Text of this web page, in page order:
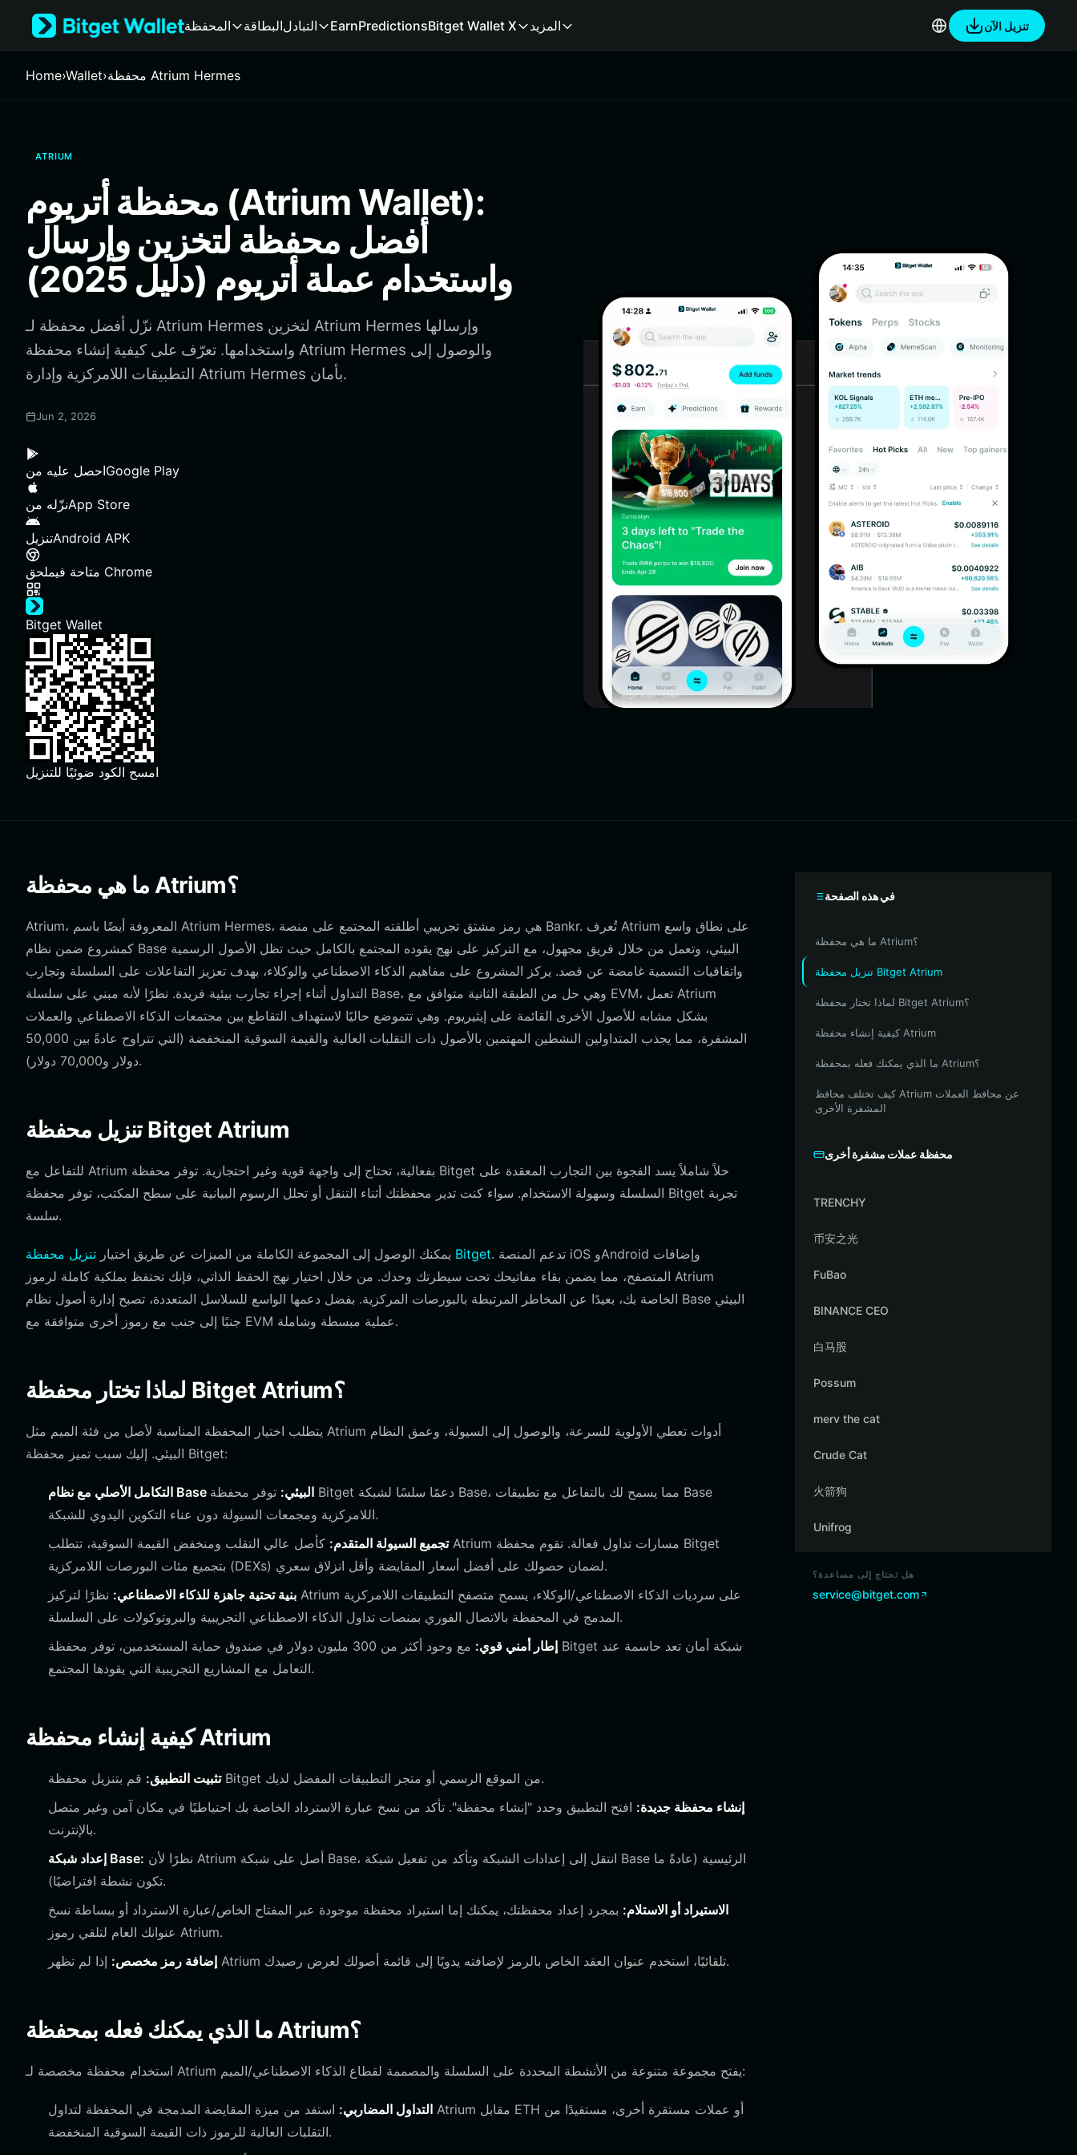
Русский
Español (Latinoamérica)
Deutsch
繁體中文
Português (Portugal)
Bahasa Indonesia
ภาษาไทย
Español
Português (Brasil)
Español (Argentina)
المحفظة البطاقةالتبادل EarnPredictionsBitget Wallet X المزيد تنزيل الآن
Home›Wallet› محفظة Atrium Hermes
ATRIUM
محفظة أتريوم (Atrium Wallet):
أفضل محفظة لتخزين وإرسال
واستخدام عملة أتريوم (دليل 2025)
نزّل أفضل محفظة لـ Atrium Hermes لتخزين Atrium Hermes وإرسالها
واستخدامها. تعرّف على كيفية إنشاء محفظة Atrium Hermes والوصول إلى
التطبيقات اللامركزية وإدارة Atrium Hermes بأمان.
Jun 2, 2026
احصل عليه منGoogle Play
نزّله منApp Store
تنزيلAndroid APK
متاحة في ملحق Chrome
Bitget Wallet
امسح الكود ضوئيًا للتنزيل
ما هي محفظة Atrium؟
Atrium، المعروفة أيضًا باسم Atrium Hermes، هي رمز مشتق تجريبي أطلقته المجتمع على منصة Bankr. تُعرف Atrium على نطاق واسع
كمشروع ضمن نظام Base البيئي، وتعمل من خلال فريق مجهول، مع التركيز على نهج يقوده المجتمع بالكامل حيث تظل الأصول الرسمية
واتفاقيات التسمية غامضة عن قصد. يركز المشروع على مفاهيم الذكاء الاصطناعي والوكلاء، بهدف تعزيز التفاعلات على السلسلة وتجارب
التداول أثناء إجراء تجارب بيئية فريدة. نظرًا لأنه مبني على سلسلة Base، وهي حل من الطبقة الثانية متوافق مع EVM، تعمل Atrium
بشكل مشابه للأصول الأخرى القائمة على إيثيريوم. وهي تتموضع حاليًا لاستهداف التقاطع بين مجتمعات الذكاء الاصطناعي والعملات
المشفرة، مما يجذب المتداولين النشطين المهتمين بالأصول ذات التقلبات العالية والقيمة السوقية المنخفضة (التي تتراوح عادةً بين 50,000
دولار و70,000 دولار).
تنزيل محفظة Bitget Atrium
للتفاعل مع Atrium بفعالية، تحتاج إلى واجهة قوية وغير احتجازية. توفر محفظة Bitget حلاً شاملاً يسد الفجوة بين التجارب المعقدة على
السلسلة وسهولة الاستخدام. سواء كنت تدير محفظتك أثناء التنقل أو تحلل الرسوم البيانية على سطح المكتب، توفر محفظة Bitget تجربة
سلسة.
يمكنك الوصول إلى المجموعة الكاملة من الميزات عن طريق اختيار تنزيل محفظة Bitget. تدعم المنصة iOS وAndroid وإضافات
المتصفح، مما يضمن بقاء مفاتيحك تحت سيطرتك وحدك. من خلال اختيار نهج الحفظ الذاتي، فإنك تحتفظ بملكية كاملة لرموز Atrium
الخاصة بك، بعيدًا عن المخاطر المرتبطة بالبورصات المركزية. بفضل دعمها الواسع للسلاسل المتعددة، تصبح إدارة أصول نظام Base البيئي
جنبًا إلى جنب مع رموز أخرى متوافقة مع EVM عملية مبسطة وشاملة.
لماذا تختار محفظة Bitget Atrium؟
يتطلب اختيار المحفظة المناسبة لأصل من فئة الميم مثل Atrium أدوات تعطي الأولوية للسرعة، والوصول إلى السيولة، وعمق النظام
البيئي. إليك سبب تميز محفظة Bitget:
التكامل الأصلي مع نظام Base البيئي: توفر محفظة Bitget دعمًا سلسًا لشبكة Base، مما يسمح لك بالتفاعل مع تطبيقات Base
اللامركزية ومجمعات السيولة دون عناء التكوين اليدوي للشبكة.
تجميع السيولة المتقدم: كأصل عالي التقلب ومنخفض القيمة السوقية، تتطلب Atrium مسارات تداول فعالة. تقوم محفظة Bitget
بتجميع مئات البورصات اللامركزية (DEXs) لضمان حصولك على أفضل أسعار المقايضة وأقل انزلاق سعري.
بنية تحتية جاهزة للذكاء الاصطناعي: نظرًا لتركيز Atrium على سرديات الذكاء الاصطناعي/الوكلاء، يسمح متصفح التطبيقات اللامركزية
المدمج في المحفظة بالاتصال الفوري بمنصات تداول الذكاء الاصطناعي التجريبية والبروتوكولات على السلسلة.
إطار أمني قوي:
مع وجود أكثر من 300 مليون دولار في صندوق حماية المستخدمين، توفر محفظة Bitget شبكة أمان تعد حاسمة عند
التعامل مع المشاريع التجريبية التي يقودها المجتمع.
كيفية إنشاء محفظة Atrium
تثبيت التطبيق:
قم بتنزيل محفظة Bitget من الموقع الرسمي أو متجر التطبيقات المفضل لديك.
إنشاء محفظة جديدة: افتح التطبيق وحدد "إنشاء محفظة". تأكد من نسخ عبارة الاسترداد الخاصة بك احتياطيًا في مكان آمن وغير متصل
بالإنترنت.
إعداد شبكة Base:
تكون نشطة افتراضيًا).
الاستيراد أو الاستلام: بمجرد إعداد محفظتك، يمكنك إما استيراد محفظة موجودة عبر المفتاح الخاص/عبارة الاسترداد أو ببساطة نسخ
عنوانك العام لتلقي رموز Atrium.
إضافة رمز مخصص:
إذا لم تظهر Atrium تلقائيًا، استخدم عنوان العقد الخاص بالرمز لإضافته يدويًا إلى قائمة أصولك لعرض رصيدك.
ما الذي يمكنك فعله بمحفظة Atrium؟
استخدام محفظة مخصصة لـ Atrium يفتح مجموعة متنوعة من الأنشطة المحددة على السلسلة والمصممة لقطاع الذكاء الاصطناعي/الميم:
التداول المضاربي: استفد من ميزة المقايضة المدمجة في المحفظة لتداول Atrium مقابل ETH أو عملات مستقرة أخرى، مستفيدًا من
التقلبات العالية للرموز ذات القيمة السوقية المنخفضة.
في هذه الصفحة
ما هي محفظة Atrium؟
تنزيل محفظة Bitget Atrium
لماذا تختار محفظة Bitget Atrium؟
كيفية إنشاء محفظة Atrium
ما الذي يمكنك فعله بمحفظة Atrium؟
كيف تختلف محافظ Atrium عن محافظ العملات
المشفرة الأخرى
محفظة عملات مشفرة أخرى
TRENCHY
币安之光
FuBao
BINANCE CEO
白马股
Possum
merv the cat
Crude Cat
火箭狗
Unifrog
هل تحتاج إلى مساعدة؟
service@bitget.com